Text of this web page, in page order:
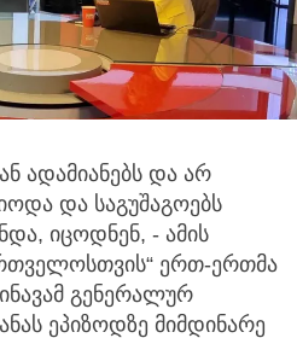
ადამიანებს და არ
და საგუშაგოებს
იცოდნენ, - ამის
ერთ-ერთმა
გენერალურ
ეპიზოდზე მიმდინარე